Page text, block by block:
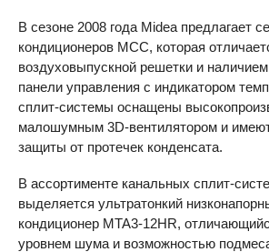
В сезоне 2008 года Midea предлагает
кондиционеров MCC, которая
воздуховыпускной решетки и
панели управления с индикатором
сплит-системы оснащены
малошумным 3D-вентилятором и
защиты от протечек конденсата.
В ассортименте канальных сплит-
выделяется ультратонкий
кондиционер MTA3-12HR,
уровнем шума и возможностью